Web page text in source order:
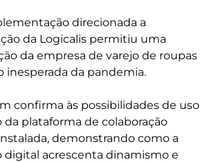
direcionada a
da Logicalis permitiu uma
da empresa de varejo de roupas
inesperada da pandemia.
confirma às possibilidades de uso
da plataforma de colaboração
demonstrando como a
digital acrescenta dinamismo e